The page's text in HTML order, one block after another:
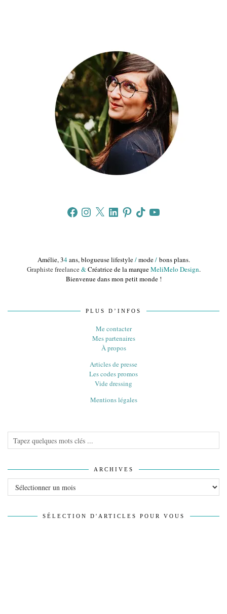
FacebookInstagram
X LinkedInPinterestTikTokYouTube
Amélie, 34ans, blogueuse lifestyle/mode/bons plans.
Graphiste freelance&Créatrice de la marqueMeliMelo Design.
Bienvenue dans mon petit monde !
PLUS D’INFOS
Me contacter
Mes partenaires
À propos
Articles de presse
Les codes promos
Vide dressing
Mentions légales
ARCHIVES
SÉLECTION D'ARTICLES POUR VOUS